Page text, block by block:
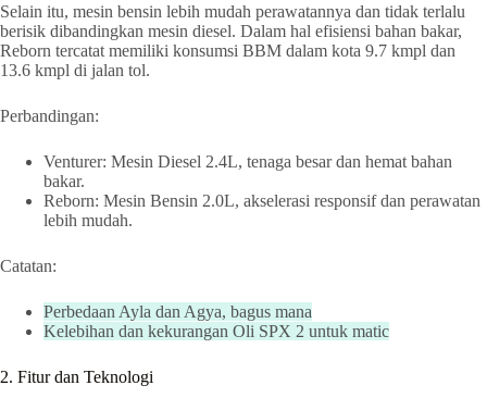
Selain itu, mesin bensin lebih mudah perawatannya dan tidak terlalu
berisik dibandingkan mesin diesel. Dalam hal efisiensi bahan bakar,
Reborn tercatat memiliki konsumsi BBM dalam kota 9.7 kmpl dan
13.6 kmpl di jalan tol.
Perbandingan:
Venturer: Mesin Diesel 2.4L, tenaga besar dan hemat bahan
bakar.
Reborn: Mesin Bensin 2.0L, akselerasi responsif dan perawatan
lebih mudah.
Catatan:
Perbedaan Ayla dan Agya, bagus mana
Kelebihan dan kekurangan Oli SPX 2 untuk matic
2. Fitur dan Teknologi